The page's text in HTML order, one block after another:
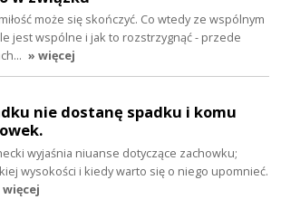
może się skończyć. Co wtedy ze wspólnym
jest wspólne i jak to rozstrzygnąć - przede
» więcej
nie dostanę spadku i komu
wyjaśnia niuanse dotyczące zachowku;
wysokości i kiedy warto się o niego upomnieć.
więcej